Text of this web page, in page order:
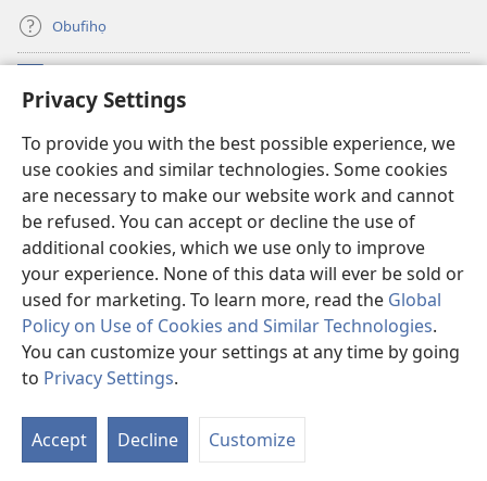
Privacy Settings
To provide you with the best possible experience, we
use cookies and similar technologies. Some cookies
are necessary to make our website work and cannot
be refused. You can accept or decline the use of
additional cookies, which we use only to improve
your experience. None of this data will ever be sold or
used for marketing. To learn more, read the Global
Policy on Use of Cookies and Similar Technologies.
You can customize your settings at any time by going
to Privacy Settings.
Accept Decline Customize
Obufihọ
(opens
new
UWOU-EBE ITANẸTE orọ Watchtower
(opens
new
window)JW Hub
(opens
new
window)JW Library
Copyright© 2026 Watch Tower Bible and Tract Society of Pennsylvania.
UZI KPAHE ERORUIRUO EVUẸ NA